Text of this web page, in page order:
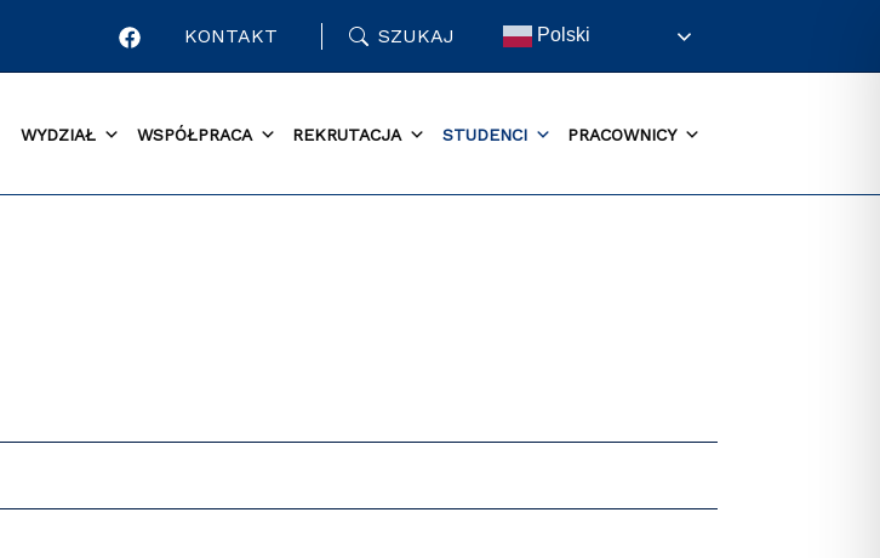
KONTAKT SZUKAJ Polski
WYDZIAŁ WSPÓŁPRACA REKRUTACJA STUDENCI PRACOWNICY